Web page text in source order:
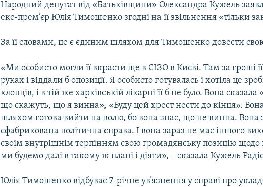
Народний депутат від «Батьківщини» Олександра Кужель
екс-прем’єр Юлія Тимошенко згодні на її звільнення «тільки
За її словами, це є єдиним шляхом для Тимошенко довести
«Ми особисто могли її вкрасти ще в СІЗО в Києві. Там за гроші
руках і віддали б опозиції. Я особисто готувалась і хотіла це
хлопців, і в тій же харківській лікарні її б не було. Вона
що скажуть, що я винна», «Буду цей хрест нести до кінця».
шляхом готова вийти на волю, бо вона знає, що не винна. Вона
сфабрикована політична справа. І вона зараз не має іншого
своїм внутрішнім терпінням свою громадянську позицію щодо
ми будемо далі в такому ж плані і діяти», – сказала Кужель
Юлія Тимошенко відбуває 7-річне ув’язнення у справі про